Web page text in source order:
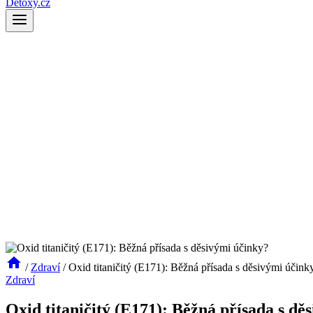
Detoxy.cz
/ Zdraví / Oxid titaničitý (E171): Běžná přísada s děsivými
Zdraví